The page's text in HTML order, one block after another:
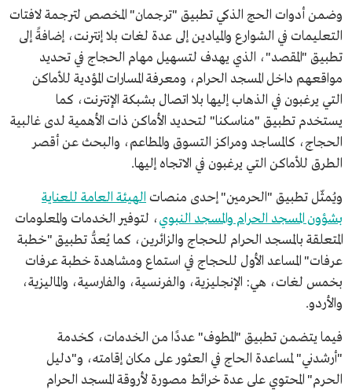
وضمن أدوات الحج الذكي تطبيق "ترجمان" المخصص لترجمة لافتات
التعليمات في الشوارع والميادين إلى عدة لغات بلا إنترنت، إضافةً إلى
تطبيق "المقصد"، الذي يهدف لتسهيل مهام الحجاج في تحديد
مواقعهم داخل المسجد الحرام، ومعرفة المسارات المؤدية للأماكن
التي يرغبون في الذهاب إليها بلا اتصال بشبكة الإنترنت، كما
يستخدم تطبيق "مناسكنا" لتحديد الأماكن ذات الأهمية لدى غالبية
الحجاج، كالمساجد ومراكز التسوق والمطاعم، والبحث عن أقصر
الطرق للأماكن التي يرغبون في الاتجاه إليها.
ويُمثّل تطبيق "الحرمين" إحدى منصات الهيئة العامة للعناية
بشؤون المسجد الحرام والمسجد النبوي، لتوفير الخدمات والمعلومات
المتعلقة بالمسجد الحرام للحجاج والزائرين، كما يُعدُّ تطبيق "خطبة
عرفات" المساعد الأول للحجاج في استماع ومشاهدة خطبة عرفات
بخمس لغات، هي: الإنجليزية، والفرنسية، والفارسية، والماليزية،
والأردو.
فيما يتضمن تطبيق "المطوف" عددًا من الخدمات، كخدمة
"أرشدني" لمساعدة الحاج في العثور على مكان إقامته، و"دليل
الحرم" المحتوي على عدة خرائط مصورة لأروقة المسجد الحرام